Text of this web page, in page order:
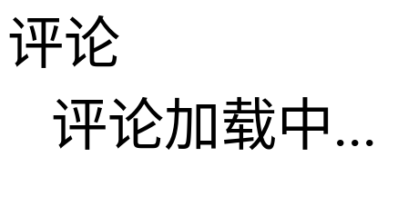
评论
评论加载中...